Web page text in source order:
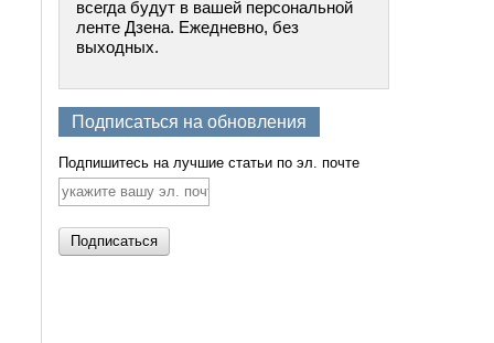
всегда будут в вашей персональной
ленте Дзена. Ежедневно, без
выходных.
Подписаться на обновления
Подпишитесь на лучшие статьи по эл. почте